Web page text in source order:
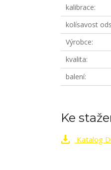
kalibrace
kolísavost
Výrobce
kvalita
balení
Ke
Katalog